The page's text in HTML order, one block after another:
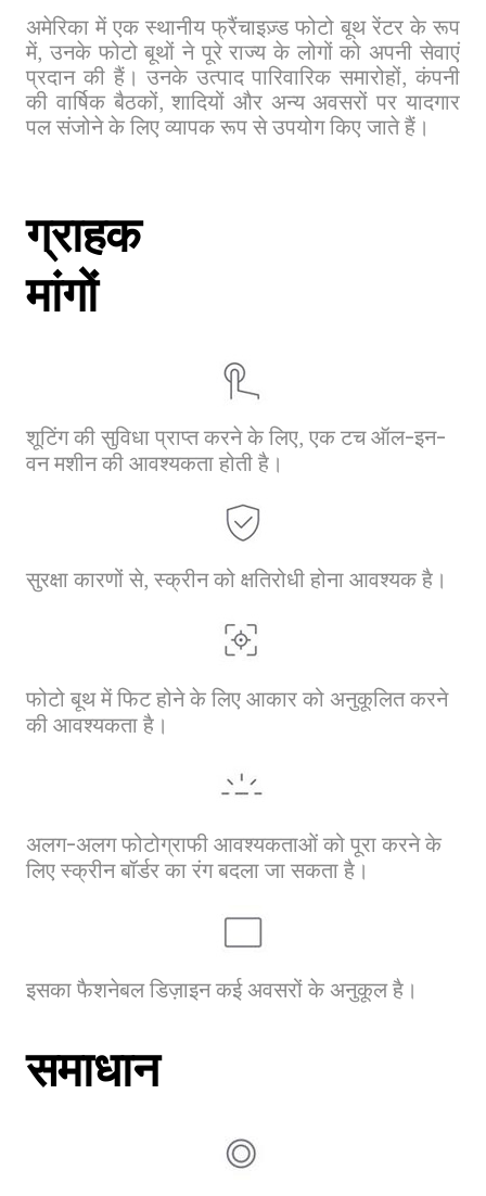
अमेरिका में एक स्थानीय फ्रैंचाइज़्ड फोटो बूथ रेंटर के रूप
में, उनके फोटो बूथों ने पूरे राज्य के लोगों को अपनी सेवाएं
प्रदान की हैं। उनके उत्पाद पारिवारिक समारोहों, कंपनी
की वार्षिक बैठकों, शादियों और अन्य अवसरों पर यादगार
पल संजोने के लिए व्यापक रूप से उपयोग किए जाते हैं।
ग्राहक
मांगों
शूटिंग की सुविधा प्राप्त करने के लिए, एक टच ऑल-इन-
वन मशीन की आवश्यकता होती है।
सुरक्षा कारणों से, स्क्रीन को क्षतिरोधी होना आवश्यक है।
फोटो बूथ में फिट होने के लिए आकार को अनुकूलित करने
की आवश्यकता है।
अलग-अलग फोटोग्राफी आवश्यकताओं को पूरा करने के
लिए स्क्रीन बॉर्डर का रंग बदला जा सकता है।
इसका फैशनेबल डिज़ाइन कई अवसरों के अनुकूल है।
समाधान